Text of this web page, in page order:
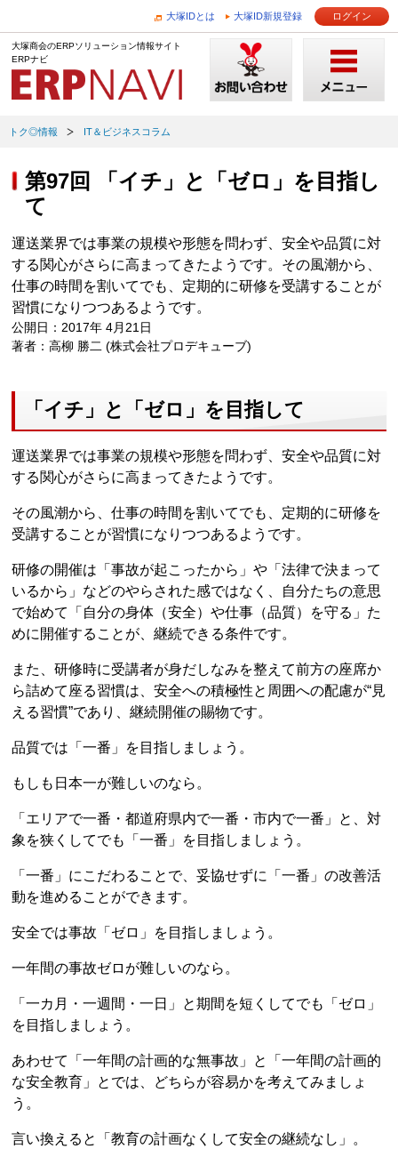
大塚IDとは 大塚ID新規登録 ログイン
大塚商会のERPソリューション情報サイト
ERPナビ
トク◎情報 IT＆ビジネスコラム
第97回 「イチ」と「ゼロ」を目指し
て
運送業界では事業の規模や形態を問わず、安全や品質に対
する関心がさらに高まってきたようです。その風潮から、
仕事の時間を割いてでも、定期的に研修を受講することが
習慣になりつつあるようです。
公開日：2017年 4月21日
著者：高柳 勝二 (株式会社プロデキューブ)
「イチ」と「ゼロ」を目指して
運送業界では事業の規模や形態を問わず、安全や品質に対
する関心がさらに高まってきたようです。
その風潮から、仕事の時間を割いてでも、定期的に研修を
受講することが習慣になりつつあるようです。
研修の開催は「事故が起こったから」や「法律で決まって
いるから」などのやらされた感ではなく、自分たちの意思
で始めて「自分の身体（安全）や仕事（品質）を守る」た
めに開催することが、継続できる条件です。
また、研修時に受講者が身だしなみを整えて前方の座席か
ら詰めて座る習慣は、安全への積極性と周囲への配慮が“見
える習慣”であり、継続開催の賜物です。
品質では「一番」を目指しましょう。
もしも日本一が難しいのなら。
「エリアで一番・都道府県内で一番・市内で一番」と、対
象を狭くしてでも「一番」を目指しましょう。
「一番」にこだわることで、妥協せずに「一番」の改善活
動を進めることができます。
安全では事故「ゼロ」を目指しましょう。
一年間の事故ゼロが難しいのなら。
「一カ月・一週間・一日」と期間を短くしてでも「ゼロ」
を目指しましょう。
あわせて「一年間の計画的な無事故」と「一年間の計画的
な安全教育」とでは、どちらが容易かを考えてみましょ
う。
言い換えると「教育の計画なくして安全の継続なし」。